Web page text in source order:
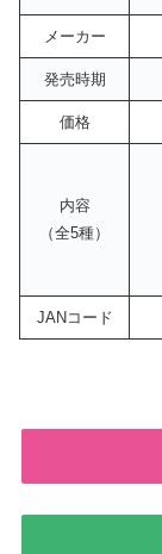
メーカー
発売時期
価格
内容
（全5種）
JANコード